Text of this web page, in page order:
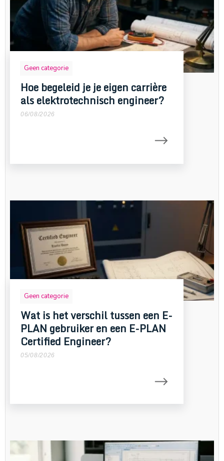
Geen categorie
Hoe begeleid je je eigen carrière
als elektrotechnisch engineer?
06/08/2026
Geen categorie
Wat is het verschil tussen een E-
PLAN gebruiker en een E-PLAN
Certified Engineer?
05/08/2026